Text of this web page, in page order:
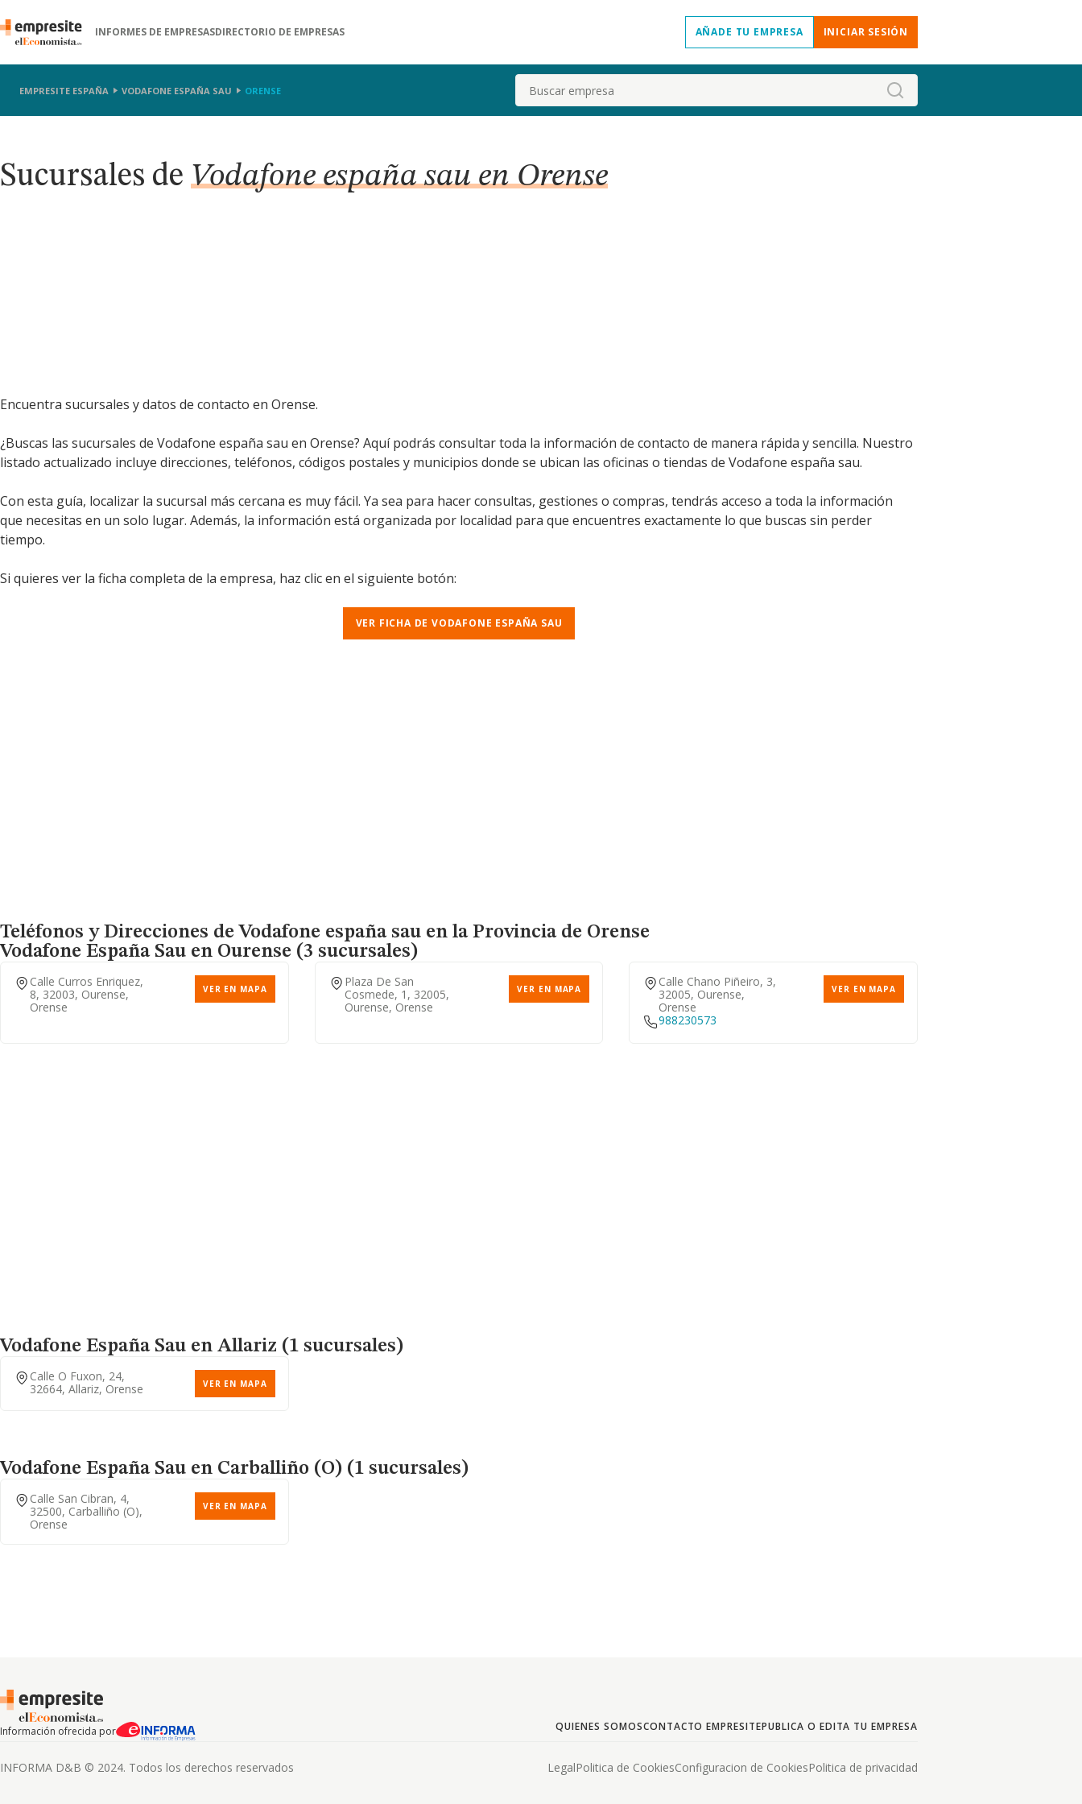
INFORMES DE EMPRESASDIRECTORIO DE EMPRESAS AÑADE TU EMPRESA INICIAR SESIÓN
EMPRESITE ESPAÑA VODAFONE ESPAÑA SAU ORENSE Buscar
Sucursales de Vodafone españa sau en Orense
Encuentra sucursales y datos de contacto en Orense.
¿Buscas las sucursales de Vodafone españa sau en Orense? Aquí podrás consultar toda la información de contacto de manera rápida y sencilla. Nuestro
listado actualizado incluye direcciones, teléfonos, códigos postales y municipios donde se ubican las oficinas o tiendas de Vodafone españa sau.
Con esta guía, localizar la sucursal más cercana es muy fácil. Ya sea para hacer consultas, gestiones o compras, tendrás acceso a toda la información
que necesitas en un solo lugar. Además, la información está organizada por localidad para que encuentres exactamente lo que buscas sin perder
tiempo.
Si quieres ver la ficha completa de la empresa, haz clic en el siguiente botón:
VER FICHA DE VODAFONE ESPAÑA SAU
Teléfonos y Direcciones de Vodafone españa sau en la Provincia de Orense
Vodafone España Sau en Ourense (3 sucursales)
Calle Curros Enriquez,
8, 32003, Ourense,
Orense
VER EN MAPA
Plaza De San
Cosmede, 1, 32005,
Ourense, Orense
VER EN MAPA
Calle Chano Piñeiro, 3,
32005, Ourense,
Orense
VER EN MAPA
988230573
Vodafone España Sau en Allariz (1 sucursales)
Calle O Fuxon, 24,
32664, Allariz, Orense
VER EN MAPA
Vodafone España Sau en Carballiño (O) (1 sucursales)
Calle San Cibran, 4,
32500, Carballiño (o),
Orense
VER EN MAPA
Información ofrecida por QUIENES SOMOSCONTACTO EMPRESITEPUBLICA O EDITA TU EMPRESA
INFORMA D&B © 2024. Todos los derechos reservados LegalPolitica de CookiesConfiguracion de CookiesPolitica de privacidad